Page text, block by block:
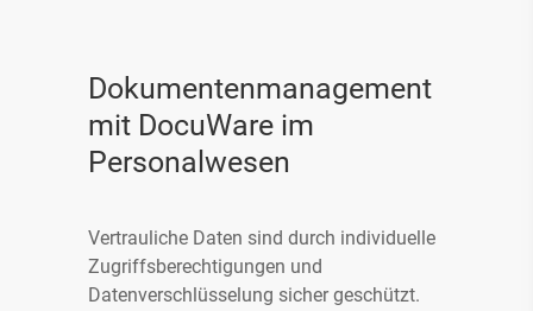
Dokumentenmanagement
mit DocuWare im
Personalwesen
Vertrauliche Daten sind durch individuelle
Zugriffsberechtigungen und
Datenverschlüsselung sicher geschützt.